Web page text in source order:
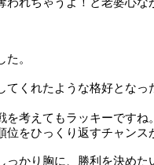
れちゃうよ！と老婆心な
。
くれたような格好となっ
考えてもラッキーですね。
をひっくり返すチャンス
かり胸に、勝利を決めた